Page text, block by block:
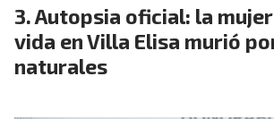
Autopsia oficial: la
vida en Villa Elisa murió
naturales